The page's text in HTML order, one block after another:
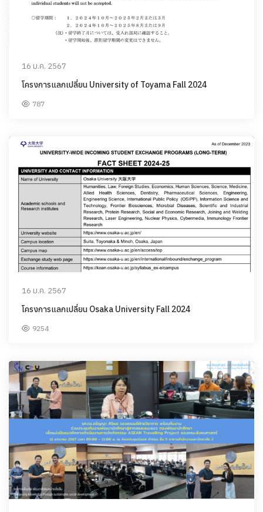
16 ม.ค. 2567
โครงการแลกเปลี่ยน University of Toyama Fall 2024
787
16 ม.ค. 2567
โครงการแลกเปลี่ยน Osaka University Fall 2024
9254